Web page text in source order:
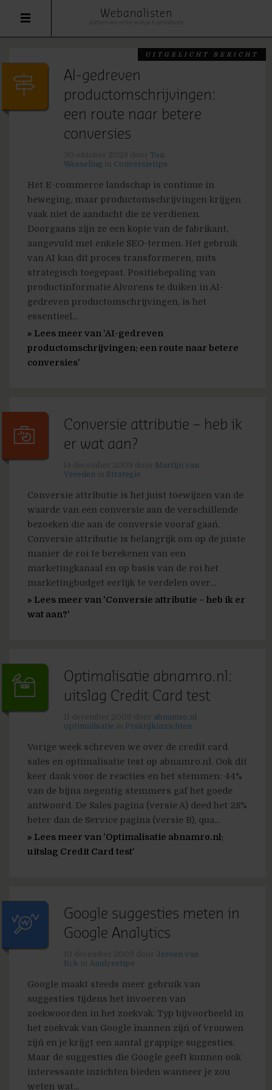
Webanalisten
UITGELICHT BERICHT
AI-gedreven
productomschrijvingen:
een route naar betere
conversies
Ton
Wesseling
Conversietips
Het E-commerce landschap is continue in
beweging, maar productomschrijvingen krijgen
vaak niet de aandacht die ze verdienen.
Doorgaans zijn ze een kopie van de fabrikant,
aangevuld met enkele SEO-termen. Het gebruik
van AI kan dit proces transformeren, mits
strategisch toegepast. Positiebepaling van
productinformatie Alvorens te duiken in AI-
gedreven productomschrijvingen, is het
essentieel...
» Lees meer van 'AI-gedreven
productomschrijvingen: een route naar betere
conversies'
Conversie attributie – heb ik
er wat aan?
Martijn van
Vreeden
Strategie
Conversie attributie is ´het juist toewijzen van de
waarde van een conversie aan de verschillende
bezoeken die aan de conversie vooraf gaan´.
Conversie attributie is belangrijk om op de juiste
manier de roi te berekenen van een
marketingkanaal en op basis van de roi het
marketingbudget eerlijk te verdelen over...
» Lees meer van 'Conversie attributie – heb ik er
wat aan?'
Optimalisatie abnamro.nl:
uitslag Credit Card test
abnamro.nl
optimalisatie
Praktijkinzichten
Vorige week schreven we over de credit card
sales en optimalisatie test op abnamro.nl. Ook dit
keer dank voor de reacties en het stemmen: 44%
van de bijna negentig stemmers gaf het goede
antwoord. De Sales pagina (versie A) deed het 28%
beter dan de Service pagina (versie B), qua...
» Lees meer van 'Optimalisatie abnamro.nl:
uitslag Credit Card test'
Google suggesties meten in
Google Analytics
Jeroen van
Eck
Analysetips
Google maakt steeds meer gebruik van
suggesties tijdens het invoeren van
zoekwoorden in het zoekvak. Typ bijvoorbeeld in
het zoekvak van Google ´mannen zijn´ of ´vrouwen
zijn´ en je krijgt een aantal grappige suggesties.
Maar de suggesties die Google geeft kunnen ook
interessante inzichten bieden wanneer je zou
weten wat...